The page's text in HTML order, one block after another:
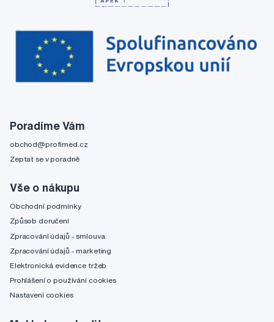
Poradíme Vám
obchod@profimed.cz
Zeptat se v poradně
Vše o nákupu
Obchodní podmínky
Způsob doručení
Zpracování údajů - smlouva
Zpracování údajů - marketing
Elektronická evidence tržeb
Prohlášení o používání cookies
Nastavení cookies